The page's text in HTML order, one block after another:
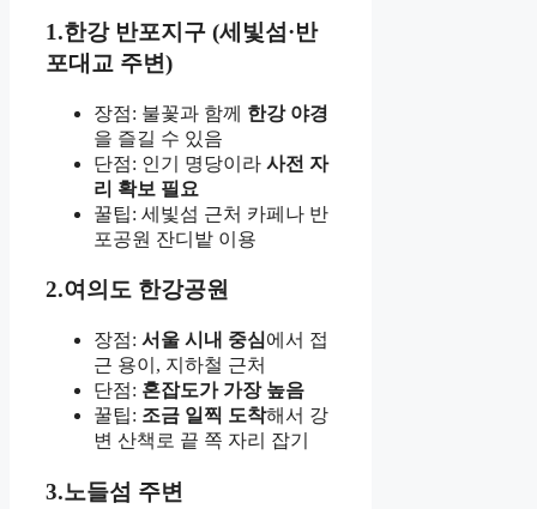
1.한강 반포지구 (세빛섬·반
포대교 주변)
장점: 불꽃과 함께 한강 야경
을 즐길 수 있음
단점: 인기 명당이라 사전 자
리 확보 필요
꿀팁: 세빛섬 근처 카페나 반
포공원 잔디밭 이용
2.여의도 한강공원
장점: 서울 시내 중심에서 접
근 용이, 지하철 근처
단점: 혼잡도가 가장 높음
꿀팁: 조금 일찍 도착해서 강
변 산책로 끝 쪽 자리 잡기
3.노들섬 주변